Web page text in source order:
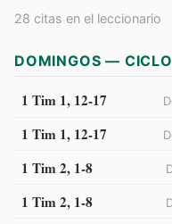
28 citas en el leccionario
DOMINGOS —
1 Tim 1, 12-17
1 Tim 1, 12-17
1 Tim 2, 1-8
1 Tim 2, 1-8